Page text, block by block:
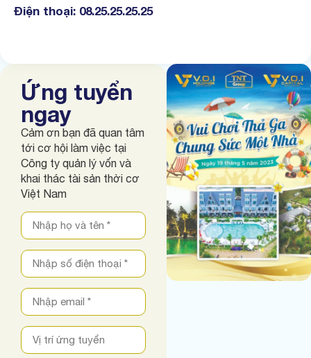
Điện thoại: 08.25.25.25.25
Ứng tuyển
ngay
Cảm ơn bạn đã quan tâm
tới cơ hội làm việc tại
Công ty quản lý vốn và
khai thác tài sản thời cơ
Việt Nam